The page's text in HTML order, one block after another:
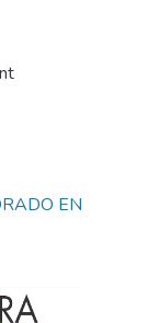
EN